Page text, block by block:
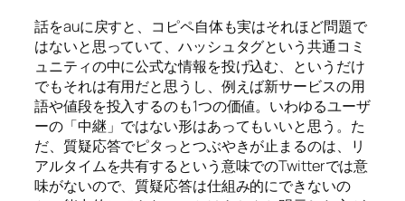
話をauに戻すと、コピペ自体も実はそれほど問題で
はないと思っていて、ハッシュタグという共通コミ
ュニティの中に公式な情報を投げ込む、というだけ
でもそれは有用だと思うし、例えば新サービスの用
語や値段を投入するのも1つの価値。いわゆるユーザ
ーの「中継」ではない形はあってもいいと思う。た
だ、質疑応答でピタっとつぶやきが止まるのは、リ
アルタイムを共有するという意味でのTwitterでは意
味がないので、質疑応答は仕組み的にできないの